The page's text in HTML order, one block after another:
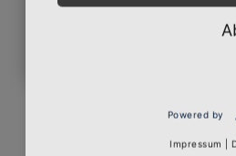
Powered by
Impressum